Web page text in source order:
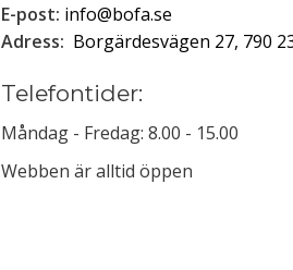
E-post: info@bofa.se
Adress: Borgärdesvägen 27, 790
Telefontider:
Måndag - Fredag: 8.00 - 15.00
Webben är alltid öppen